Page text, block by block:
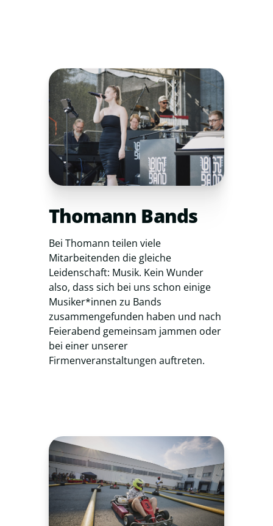
Thomann Bands
Bei Thomann teilen viele
Mitarbeitenden die gleiche
Leidenschaft: Musik. Kein Wunder
also, dass sich bei uns schon einige
Musiker*innen zu Bands
zusammengefunden haben und nach
Feierabend gemeinsam jammen oder
bei einer unserer
Firmenveranstaltungen auftreten.